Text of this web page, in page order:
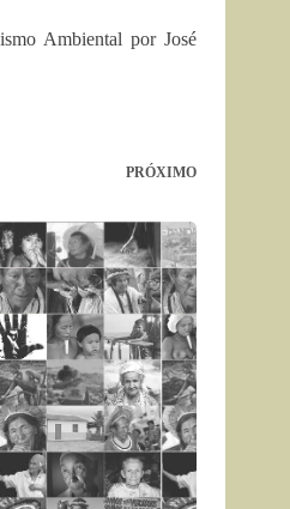
Ambiental por José
PRÓXIMO